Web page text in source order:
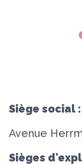
Siège social :
Avenue
Sièges